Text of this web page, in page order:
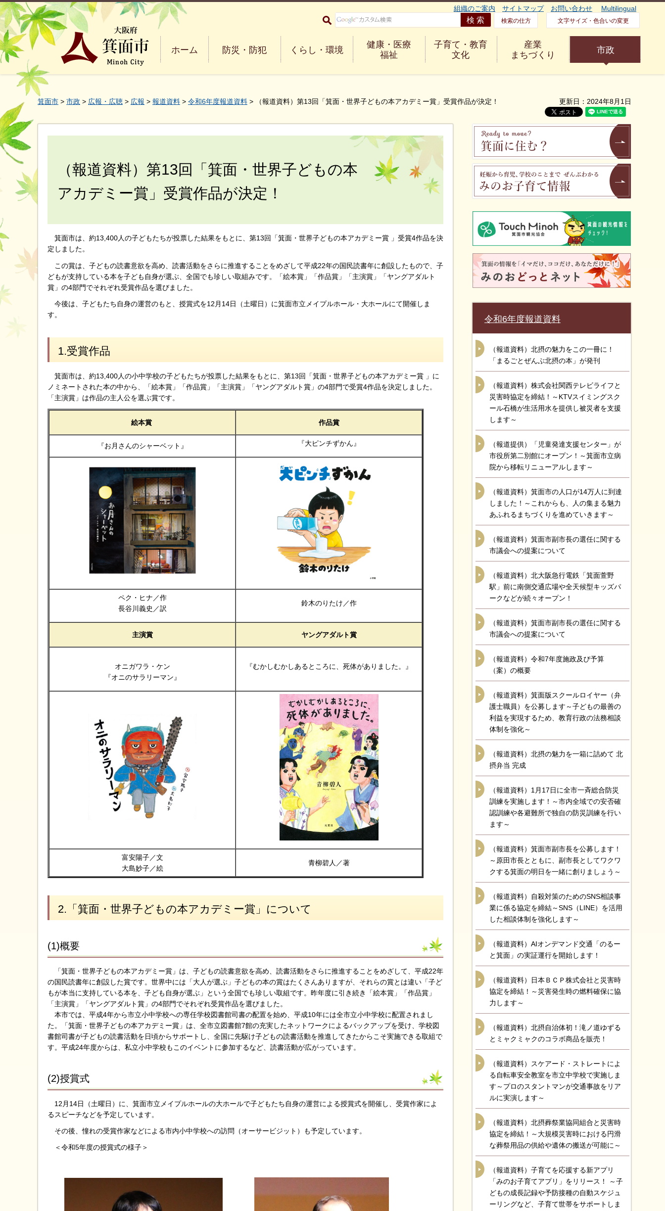
大阪府箕面市 Minoh City
組織のご案内 サイトマップ お問い合わせ Multilingual
検索の仕方 文字サイズ・色合いの変更
ホーム 防災・防犯 くらし・環境
健康・医療
福祉
子育て・教育
文化
産業
まちづくり
市政
箕面市 > 市政 > 広報・広聴 > 広報 > 報道資料 > 令和6年度報道資料 > （報道資料）第13回「箕面・世界子どもの本アカデミー賞」受賞作品が決定！ 更新日：2024年8月1日
（報道資料）第13回「箕面・世界子どもの本
アカデミー賞」受賞作品が決定！
箕面市は、約13,400人の子どもたちが投票した結果をもとに、第13回「箕面・世界子どもの本アカデミー賞 」受賞4作品を決
定しました。
この賞は、子どもの読書意欲を高め、読書活動をさらに推進することをめざして平成22年の国民読書年に創設したもので、子
どもが支持している本を子ども自身が選ぶ、全国でも珍しい取組みです。「絵本賞」「作品賞」「主演賞」「ヤングアダルト
賞」の4部門でそれぞれ受賞作品を選びました。
今後は、子どもたち自身の運営のもと、授賞式を12月14日（土曜日）に箕面市立メイプルホール・大ホールにて開催しま
す。
1.受賞作品
箕面市は、約13,400人の小中学校の子どもたちが投票した結果をもとに、第13回「箕面・世界子どもの本アカデミー賞 」に
ノミネートされた本の中から、「絵本賞」「作品賞」「主演賞」「ヤングアダルト賞」の4部門で受賞4作品を決定しました。
「主演賞」は作品の主人公を選ぶ賞です。
絵本賞 作品賞
『お月さんのシャーベット』 『大ピンチずかん』
ペク・ヒナ／作
長谷川義史／訳
鈴木のりたけ／作
主演賞 ヤングアダルト賞
オニガワラ・ケン
『オニのサラリーマン』
『むかしむかしあるところに、死体がありました。』
富安陽子／文
大島妙子／絵
青柳碧人／著
2.「箕面・世界子どもの本アカデミー賞」について
(1)概要
「箕面・世界子どもの本アカデミー賞」は、子どもの読書意欲を高め、読書活動をさらに推進することをめざして、平成22年
の国民読書年に創設した賞です。世界中には「大人が選ぶ」子どもの本の賞はたくさんありますが、それらの賞とは違い「子ど
もが本当に支持している本を、子ども自身が選ぶ」という全国でも珍しい取組です。昨年度に引き続き「絵本賞」「作品賞」
「主演賞」「ヤングアダルト賞」の4部門でそれぞれ受賞作品を選びました。
本市では、平成4年から市立小中学校への専任学校図書館司書の配置を始め、平成10年には全市立小中学校に配置されまし
た。「箕面・世界子どもの本アカデミー賞」は、全市立図書館7館の充実したネットワークによるバックアップを受け、学校図
書館司書が子どもの読書活動を日頃からサポートし、全国に先駆け子どもの読書活動を推進してきたからこそ実施できる取組で
す。平成24年度からは、私立小中学校もこのイベントに参加するなど、読書活動が広がっています。
(2)授賞式
12月14日（土曜日）に、箕面市立メイプルホールの大ホールで子どもたち自身の運営による授賞式を開催し、受賞作家によ
るスピーチなどを予定しています。
その後、憧れの受賞作家などによる市内小中学校への訪問（オーサービジット）も予定しています。
＜令和5年度の授賞式の様子＞
令和6年度報道資料
（報道資料）北摂の魅力をこの一冊に！
「まるごとぜんぶ北摂の本」が発刊
（報道資料）株式会社関西テレビライフと
災害時協定を締結！～KTVスイミングスク
ール石橋が生活用水を提供し被災者を支援
します～
（報道提供）「児童発達支援センター」が
市役所第二別館にオープン！～箕面市立病
院から移転リニューアルします～
（報道資料）箕面市の人口が14万人に到達
しました！～これからも、人の集まる魅力
あふれるまちづくりを進めていきます～
（報道資料）箕面市副市長の選任に関する
市議会への提案について
（報道資料）北大阪急行電鉄「箕面萱野
駅」前に南側交通広場や全天候型キッズパ
ークなどが続々オープン！
（報道資料）箕面市副市長の選任に関する
市議会への提案について
（報道資料）令和7年度施政及び予算
（案）の概要
（報道資料）箕面版スクールロイヤー（弁
護士職員）を公募します～子どもの最善の
利益を実現するため、教育行政の法務相談
体制を強化～
（報道資料）北摂の魅力を一箱に詰めて 北
摂弁当 完成
（報道資料）1月17日に全市一斉総合防災
訓練を実施します！～市内全域での安否確
認訓練や各避難所で独自の防災訓練を行い
ます～
（報道資料）箕面市副市長を公募します！
～原田市長とともに、副市長としてワクワ
クする箕面の明日を一緒に創りましょう～
（報道資料）自殺対策のためのSNS相談事
業に係る協定を締結～SNS（LINE）を活用
した相談体制を強化します～
（報道資料）AIオンデマンド交通「のるー
と箕面」の実証運行を開始します！
（報道資料）日本ＢＣＰ株式会社と災害時
協定を締結！～災害発生時の燃料確保に協
力します～
（報道資料）北摂自治体初！滝ノ道ゆずる
とミャクミャクのコラボ商品を販売！
（報道資料）スケアード・ストレートによ
る自転車安全教室を市立中学校で実施しま
す～プロのスタントマンが交通事故をリア
ルに実演します～
（報道資料）北摂葬祭業協同組合と災害時
協定を締結！～大規模災害時における円滑
な葬祭用品の供給や遺体の搬送が可能に～
（報道資料）子育てを応援する新アプリ
「みのお子育てアプリ」をリリース！ ～子
どもの成長記録や予防接種の自動スケジュ
ーリングなど、子育て世帯をサポートしま